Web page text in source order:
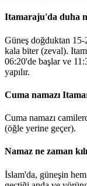
Itamaraju'da duha
Güneş doğduktan
kala biter (zeval).
06:20'de başlar ve
yapılır.
Cuma namazı
Cuma namazı
(öğle yerine geçer).
Namaz ne zaman
İslam'da, güneşin